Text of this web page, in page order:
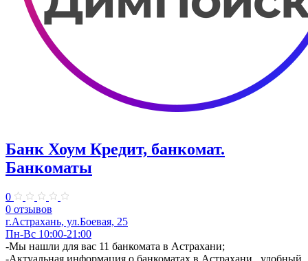
Банк Хоум Кредит, банкомат.
Банкоматы
0
0 отзывов
г.Астрахань, ул.Боевая, 25
Пн-Вс 10:00-21:00
-Мы нашли для вас 11 банкомата в Астрахани;
-Актуальная информация о банкоматах в Астрахани , удобный